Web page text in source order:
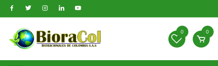
Saltar
al
contenido
0 0